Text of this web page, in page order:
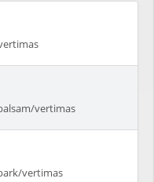
vertimas
vertimas